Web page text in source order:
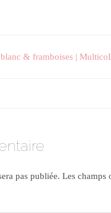
& framboises |
pas publiée. Les champs